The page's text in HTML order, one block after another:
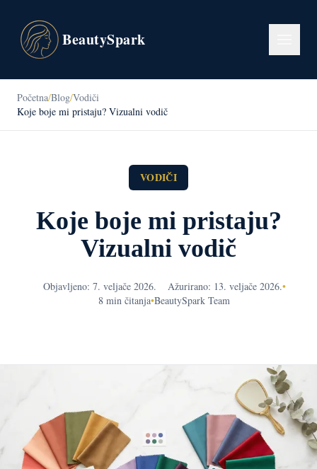
BeautySpark
Početna/Blog/Vodiči
Koje boje mi pristaju? Vizualni vodič
VODIČI
Koje boje mi pristaju?
Vizualni vodič
Objavljeno: 7. veljače 2026. Ažurirano: 13. veljače 2026.•
8 min čitanja•BeautySpark Team